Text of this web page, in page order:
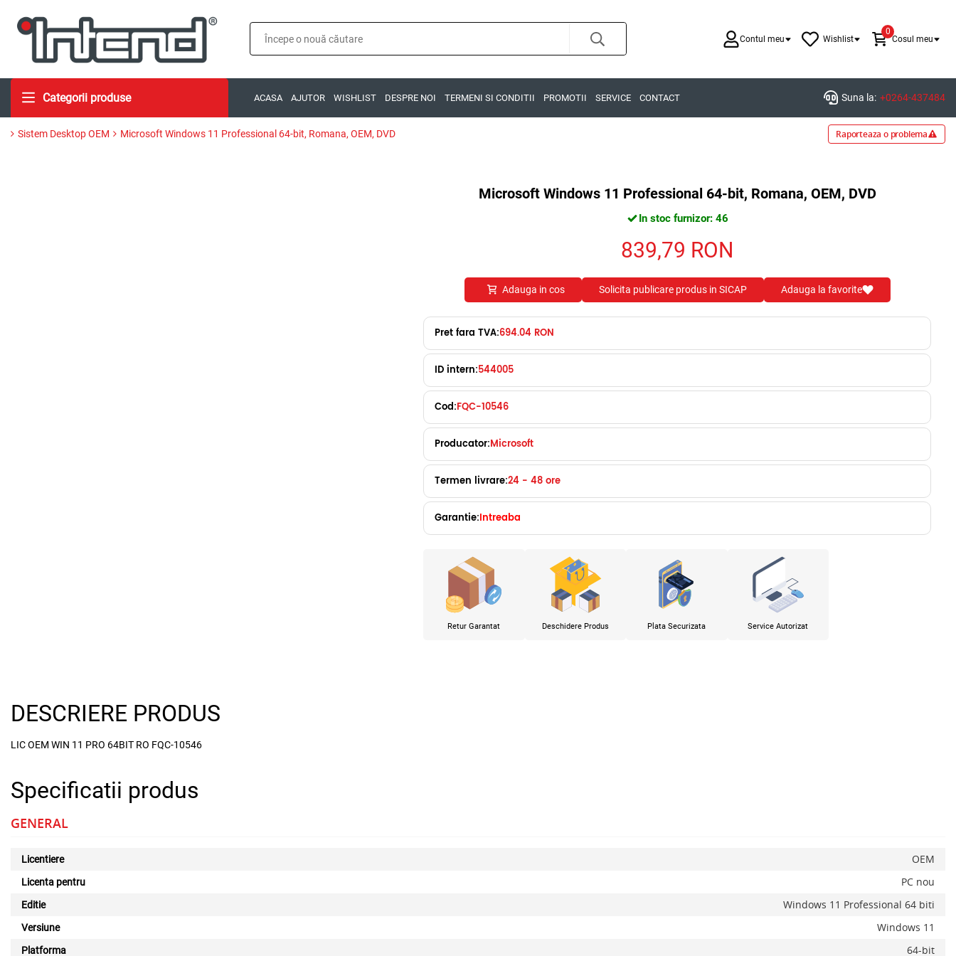
Contul meu Wishlist
0
Cosul meu
Categorii produse ACASA AJUTOR WISHLIST DESPRE NOI TERMENI SI CONDITII PROMOTII SERVICE CONTACT Suna la: +0264-437484
Sistem Desktop OEM Microsoft Windows 11 Professional 64-bit, Romana, OEM, DVD Raporteaza o problema
Microsoft Windows 11 Professional 64-bit, Romana, OEM, DVD
In stoc furnizor: 46
839,79 RON
Adauga in cos Solicita publicare produs in SICAP Adauga la favorite
Pret fara TVA:694.04 RON
ID intern:544005
Cod:FQC-10546
Producator:Microsoft
Termen livrare:24 - 48 ore
Garantie:Intreaba
Retur Garantat Deschidere Produs Plata Securizata Service Autorizat
DESCRIERE PRODUS
LIC OEM WIN 11 PRO 64BIT RO FQC-10546
Specificatii produs
GENERAL
Licentiere OEM
Licenta pentru PC nou
Editie Windows 11 Professional 64 biti
Versiune Windows 11
Platforma 64-bit